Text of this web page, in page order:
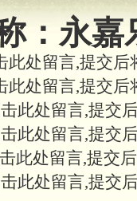
；建立区
及宣传彩
知名网站
： 永嘉
此处留言,提交
此处留言,提交
此处留言,提交
此处留言,提交
此处留言,提交
此处留言,提交